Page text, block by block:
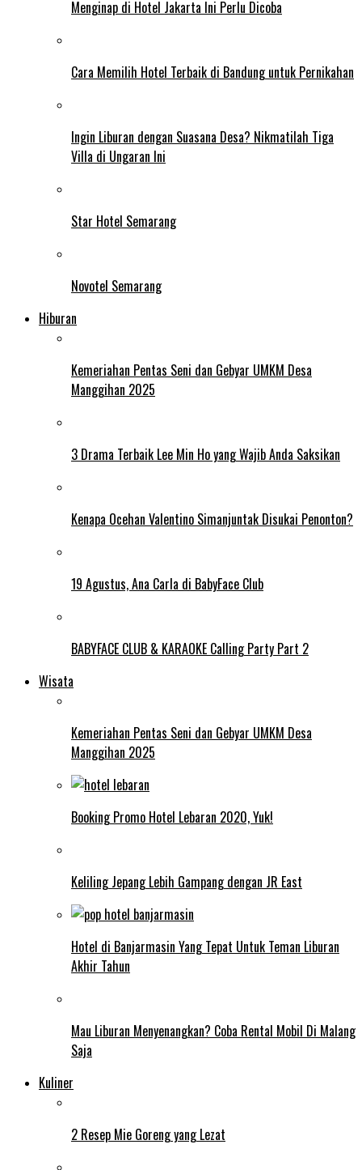
Menginap di Hotel Jakarta Ini Perlu Dicoba
Cara Memilih Hotel Terbaik di Bandung untuk Pernikahan
Ingin Liburan dengan Suasana Desa? Nikmatilah Tiga
Villa di Ungaran Ini
Star Hotel Semarang
Novotel Semarang
Hiburan
Kemeriahan Pentas Seni dan Gebyar UMKM Desa
Manggihan 2025
3 Drama Terbaik Lee Min Ho yang Wajib Anda Saksikan
Kenapa Ocehan Valentino Simanjuntak Disukai Penonton?
19 Agustus, Ana Carla di BabyFace Club
BABYFACE CLUB & KARAOKE Calling Party Part 2
Wisata
Kemeriahan Pentas Seni dan Gebyar UMKM Desa
Manggihan 2025
Booking Promo Hotel Lebaran 2020, Yuk!
Keliling Jepang Lebih Gampang dengan JR East
Hotel di Banjarmasin Yang Tepat Untuk Teman Liburan
Akhir Tahun
Mau Liburan Menyenangkan? Coba Rental Mobil Di Malang
Saja
Kuliner
2 Resep Mie Goreng yang Lezat